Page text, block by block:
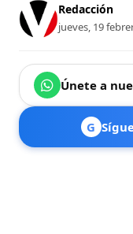
Redacción
jueves, 19
Únete a
G